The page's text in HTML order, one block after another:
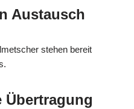
Austausch
stehen bereit
Übertragung